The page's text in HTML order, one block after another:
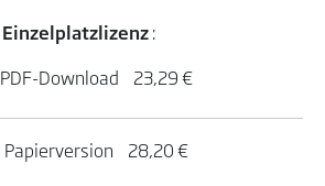
Einzelplatzlizenz:
PDF-Download
23,29 €
Papierversion 28,20 €